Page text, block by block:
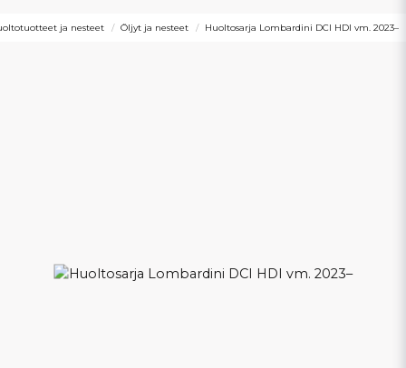
ja nesteet Öljyt ja nesteet Huoltosarja Lombardini DCI HDI vm. 2023–